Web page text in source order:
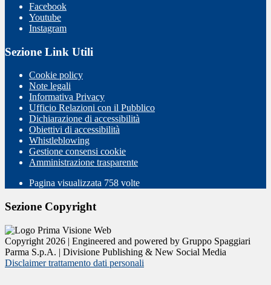
Facebook
Youtube
Instagram
Sezione Link Utili
Cookie policy
Note legali
Informativa Privacy
Ufficio Relazioni con il Pubblico
Dichiarazione di accessibilità
Obiettivi di accessibilità
Whistleblowing
Gestione consensi cookie
Amministrazione trasparente
Pagina visualizzata 758 volte
Sezione Copyright
Copyright 2026 | Engineered and powered by Gruppo Spaggiari
Parma S.p.A. | Divisione Publishing & New Social Media
Disclaimer trattamento dati personali